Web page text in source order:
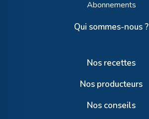
Abonnements
Qui sommes-nous ?
Nos recettes
Nos producteurs
Nos conseils